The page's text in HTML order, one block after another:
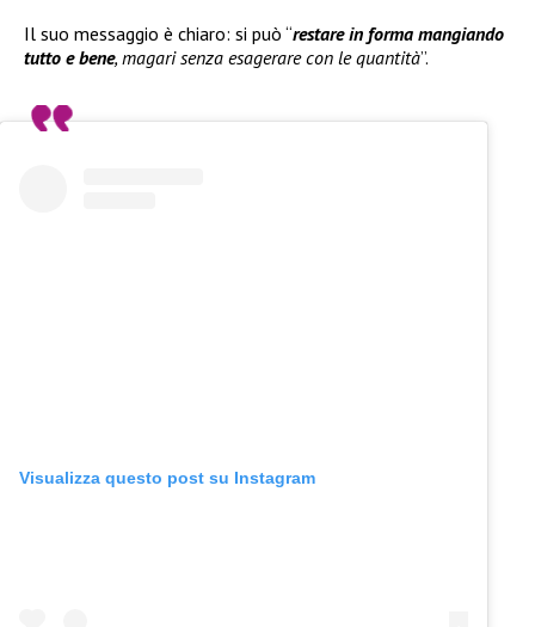
Il suo messaggio è chiaro: si può “restare in forma mangiando
tutto e bene, magari senza esagerare con le quantità”.
Visualizza questo post su Instagram